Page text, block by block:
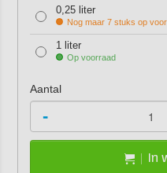
0,25 liter
Nog maar 7 stuks op
1 liter
Op voorraad
Aantal
-
In